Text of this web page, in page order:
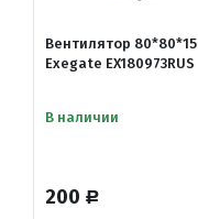
Вентилятор 80*80*15
Exegate EX180973RUS
В наличии
200 Р